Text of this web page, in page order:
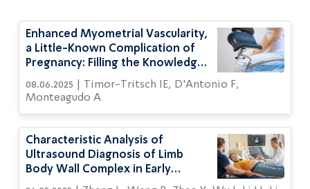
Enhanced Myometrial Vascularity,
a Little-Known Complication of
Pregnancy: Filling the Knowledge-
08.06.2025 | Timor-Tritsch IE, D'Antonio F,
Monteagudo A
Characteristic Analysis of
Ultrasound Diagnosis of Limb
Body Wall Complex in Early
Pregnancy